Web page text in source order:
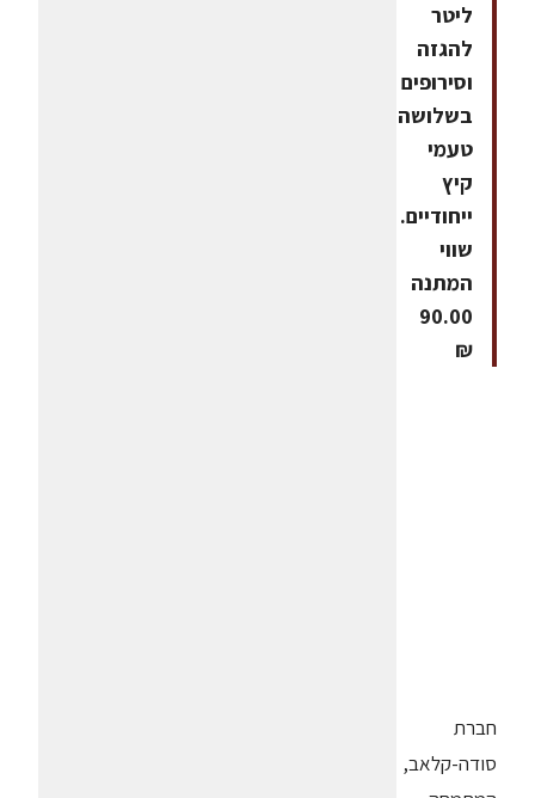
ליטר
להגזה
וסירופים
בשלושה
טעמי
קיץ
ייחודיים.
שווי
המתנה
90.00
₪
חברת
סודה-קלאב,